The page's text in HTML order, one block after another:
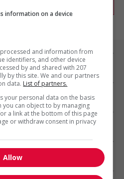
information on a device
and information from
identifiers, and other device
by and shared with 207
by this site. We and our partners
data. List of partners.
your personal data on the basis
you can object to by managing
a link at the bottom of this page
or withdraw consent in privacy
Allow